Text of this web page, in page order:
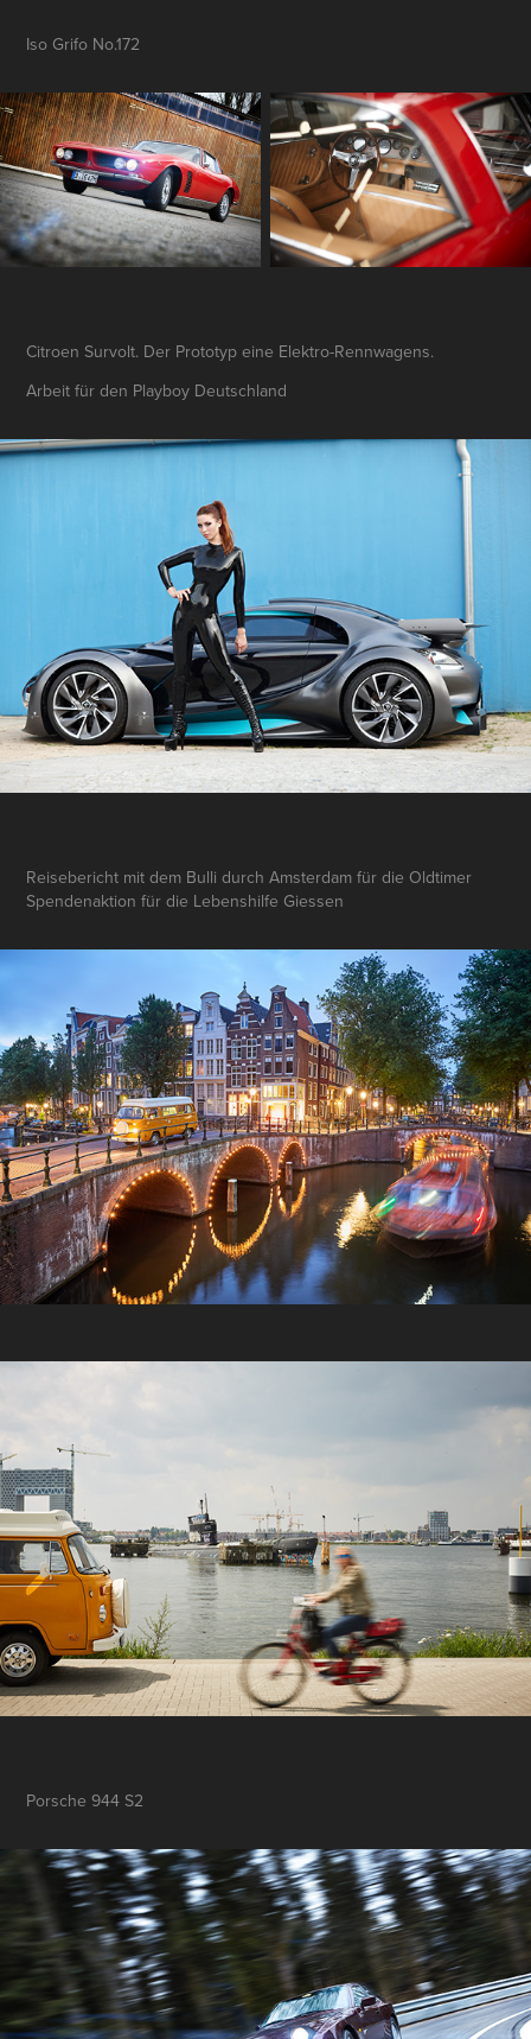
Iso Grifo No.172
Citroen Survolt. Der Prototyp eine Elektro-Rennwagens.
Arbeit für den Playboy Deutschland
Reisebericht mit dem Bulli durch Amsterdam für die Oldtimer
Spendenaktion für die Lebenshilfe Giessen
Porsche 944 S2